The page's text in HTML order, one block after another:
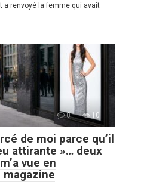
a renvoyé la femme qui avait
0 10
de moi parce qu’il
attirante »… deux
vue en
magazine